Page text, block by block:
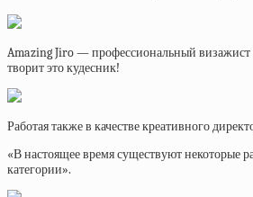
Amazing Jiro — профессиональный визажист
творит это кудесник!
Работая также в качестве креативного
«В настоящее время существуют
категории».